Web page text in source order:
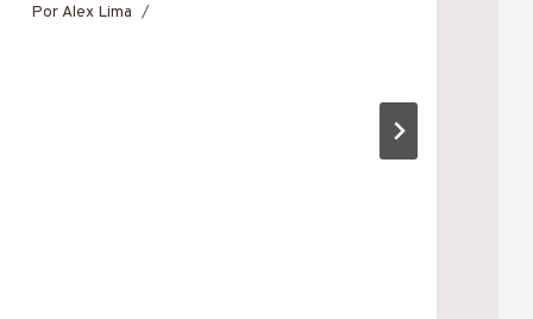
PorAlex Lima